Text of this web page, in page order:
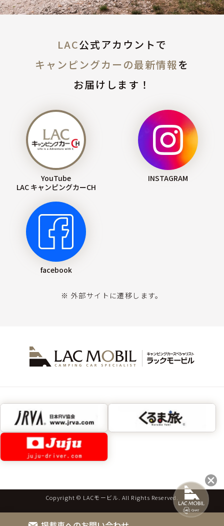
LAC公式アカウントで
キャンピングカーの最新情報を
お届けします！
YouTube
LAC キャンピングカーCH
INSTAGRAM
facebook
※ 外部サイトに遷移します。
Copyright © LACモービル. All Rights Reserved.